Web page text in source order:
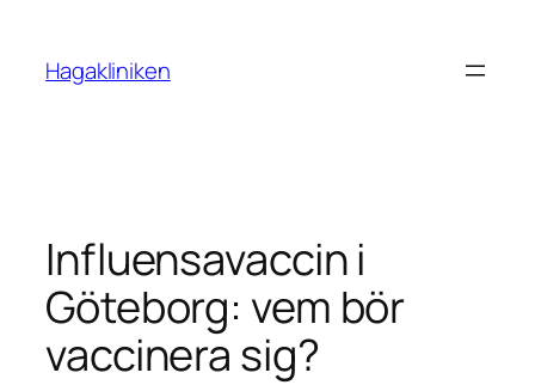
content
Hagakliniken
Influensavaccin i
Göteborg: vem bör
vaccinera sig?